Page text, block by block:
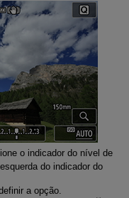
o indicador do nível de
do indicador do
a opção.